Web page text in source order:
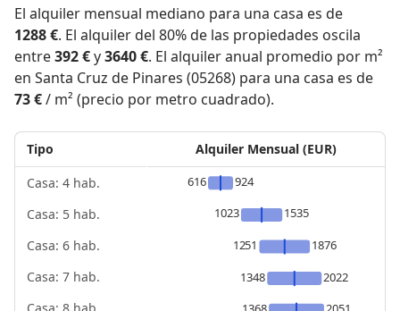
El alquiler mensual mediano para una casa es de
1288 €. El alquiler del 80% de las propiedades oscila
entre392 €y3640 €. El alquiler anual promedio por m²
en Santa Cruz de Pinares (05268) para una casa es de
73 €/ m² (precio por metro cuadrado).
Tipo
Casa: 4 hab.
Casa: 5 hab.
Casa: 6 hab.
Casa: 7 hab.
Alquiler Mensual (EUR)
616
924
1023
1535
1251
1876
1348
2022